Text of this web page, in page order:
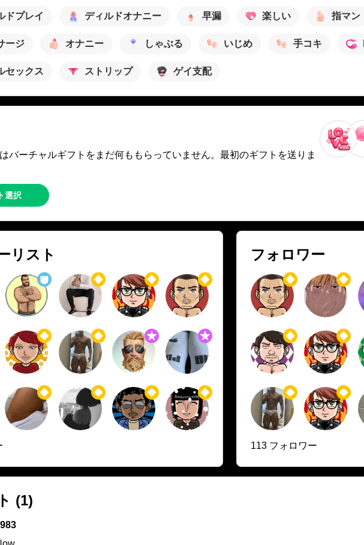
ドプレイ ディルドオナニー 早漏 楽しい 指マン
ージ オナニー しゃぶる いじめ 手コキ
セックス ストリップ ゲイ支配
バーチャルギフトをまだ何ももらっていません。最初のギフトを送りま
選択
リスト フォロワー
113 フォロワー
(1)